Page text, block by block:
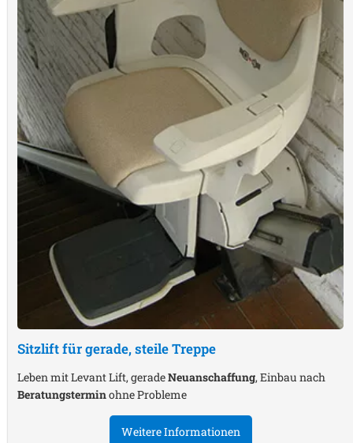
Sitzlift für gerade, steile Treppe
Leben mit Levant Lift, geradeNeuanschaffung, Einbau nach
Beratungsterminohne Probleme
Weitere Informationen